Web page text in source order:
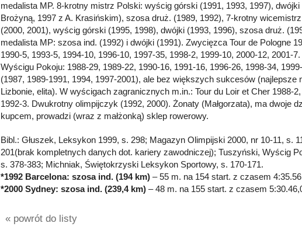
medalista MP. 8-krotny mistrz Polski: wyścig górski (1991, 1993, 1997), dwójki
Brożyną, 1997 z A. Krasińskim), szosa druż. (1989, 1992), 7-krotny
(2000, 2001), wyścig górski (1995, 1998), dwójki (1993, 1996), szosa druż.
medalista MP: szosa ind. (1992) i dwójki (1991). Zwycięzca Tour de Pologne
1990-5, 1993-5, 1994-10, 1996-10, 1997-35, 1998-2, 1999-10, 2000-12, 2001-
Wyścigu Pokoju: 1988-29, 1989-22, 1990-16, 1991-16, 1996-26, 1998-34,
(1987, 1989-1991, 1994, 1997-2001), ale bez większych sukcesów
Lizbonie, elita). W wyścigach zagranicznych m.in.: Tour du Loir et Cher 1988-
1992-3. Dwukrotny olimpijczyk (1992, 2000). Żonaty (Małgorzata), ma dwoje
kupcem, prowadzi (wraz z małżonką) sklep rowerowy.
Bibl.: Głuszek, Leksykon 1999, s. 298; Magazyn Olimpijski 2000, nr 10-11, s.
201(brak kompletnych danych dot. kariery zawodniczej); Tuszyński, Wyścig
s. 378-383; Michniak, Świętokrzyski Leksykon Sportowy, s. 170-171.
*1992 Barcelona: szosa ind. (194 km) – 55 m. na 154 start. z czasem
*2000 Sydney: szosa ind. (239,4 km) – 48 m. na 155 start. z czasem
« powrót do listy